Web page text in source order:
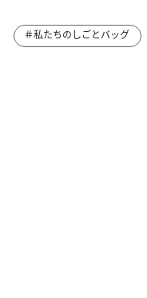
＃私たちのしごとバッグ